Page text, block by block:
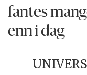
fantes
enn i dag